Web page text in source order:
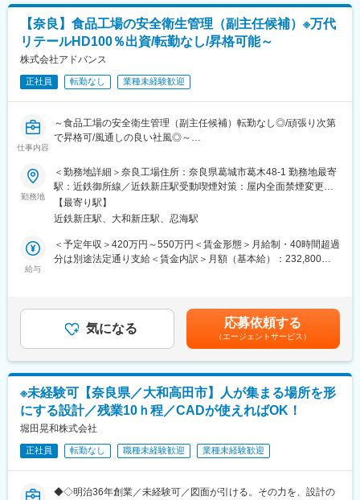
■社風：
風通し抜群！社員同士年齢層の近い人がほとんどで、コミュニケ
ーションがとりやすい環境。「従業員満足の推進」を重視してお
り、働く上で改善点してほしいことを社長に発信できる仕組みが
あり、実際に制度改革の動きも活発です。
・残業時間：25時間程度（仕事とプライベートメリハリをつけて
いる社員が多いです）
※繁忙期・閑散期によって変動あり
・年間休日：126日
※休日出勤は原則なく、年に1回程度です
※そのほか、年末年始・夏季休暇などあります！
■組織構成：
本社には10名在籍し、30代～50代まで幅広く在籍しています。
営業は土木・景観資材担当と建築資材担当(住設機器、管工機材な
ど)に大別され、
建築資材担当のフォローを受けながら仕事をしていただきます。
変更の範囲：無
【奈良】食品工場の安全衛生管理（副主任候補）※万代
リテールHD100％出資/転勤なし/昇格可能～
株式会社アドバンス
正社員 転勤なし 業種未経験歓迎
仕事内容
～食品工場の安全衛生管理（副主任候補）転勤なし◎/頑張り次第
で昇格可/風通しの良い社風◎～
☆採用担当者からのメッセージ動画☆
https://youtu.be/ldmTJJEtlEc?si=XB9V-I6bQQfU0tEz
■業務内容：
当社奈良工場の副主任として、主に関西のスーパーへ出荷する
「新鮮なカット野菜」の加工作業と原料調達や原価率などの数値
管理をお任せします。
製造するのは「きざみねぎ」「カットサラダ」です。近年、需要
＜具体的な仕事＞
加工作業：
・原料野菜の検品、選別
・洗浄作業（機械と手洗い）
・計量、包装
・出荷作業
数値管理など：
・原価率などの数値管理
まずは工場内の業務内容等を十分に理解して頂き、将来的には安
勤務地
＜勤務地詳細＞奈良工場住所：奈良県葛城市葛木48-1 勤務地最寄
駅：近鉄御所線／近鉄新庄駅受動喫煙対策：屋内全面禁煙変更の
範囲：会社の定める事業所
【最寄り駅】
近鉄新庄駅、大和新庄駅、忍海駅
給与
＜予定年収＞420万円～550万円＜賃金形態＞月給制・40時間超過
分は別途法定通り支給＜賃金内訳＞月額（基本給）：232,800円
残業手当＞有＜給与補足＞昇給 年1回（4月）賞与 年2回（6、
12月）・昨年賞与実績：計2ヶ月分～4ヶ月分・入社後6ヶ月間は
契約社員雇用とし、その後正社員登用を前提とする。・記載金額
は選考を通じて上下する可能性があります。（モデル年収）入社2
年目 420万円入社5年目 490万円賃金はあくまでも目安の金額
であり、選考を通じて上下する可能性があります。月給(月額)は固
定手当を含めた表記です。
気になる 応募依頼する
（エージェントサービス）
※未経験可【奈良県／大和高田市】人が集まる場所を形
にする設計／残業10ｈ程／CADが使えればOK！
堀田晃和株式会社
正社員 転勤なし 職種未経験歓迎 業種未経験歓迎
◆◇明治36年創業／未経験可／図面が引ける。その力を、設計の